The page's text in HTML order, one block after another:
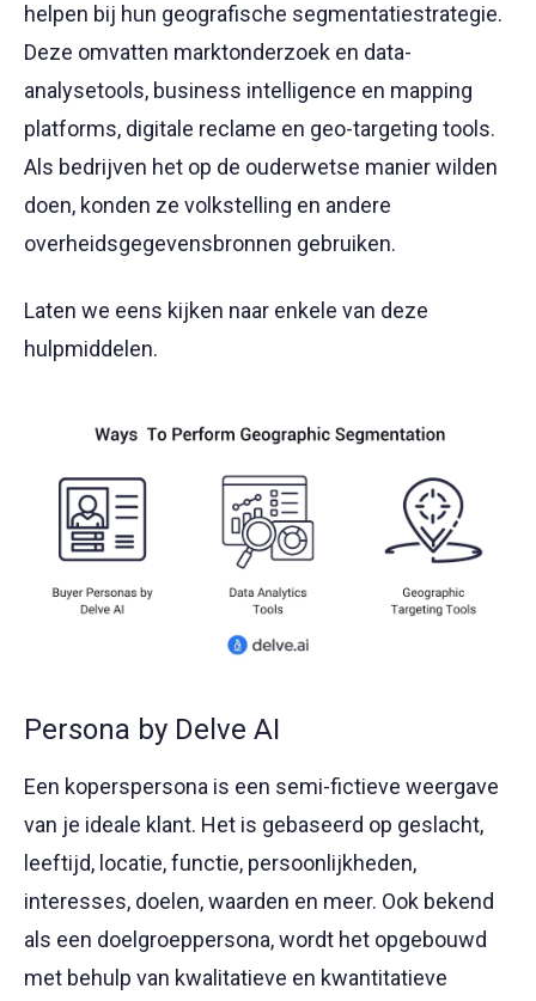
helpen bij hun geografische segmentatiestrategie.
Deze omvatten marktonderzoek en data-
analysetools, business intelligence en mapping
platforms, digitale reclame en geo-targeting tools.
Als bedrijven het op de ouderwetse manier wilden
doen, konden ze volkstelling en andere
overheidsgegevensbronnen gebruiken.
Laten we eens kijken naar enkele van deze
hulpmiddelen.
Persona by Delve AI
Een koperspersona is een semi-fictieve weergave
van je ideale klant. Het is gebaseerd op geslacht,
leeftijd, locatie, functie, persoonlijkheden,
interesses, doelen, waarden en meer. Ook bekend
als een doelgroeppersona, wordt het opgebouwd
met behulp van kwalitatieve en kwantitatieve